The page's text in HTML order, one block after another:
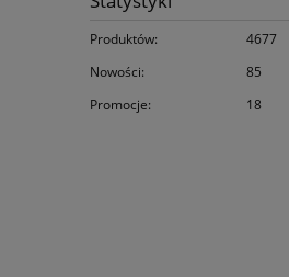
Produktów:
4677
Nowości:
85
Promocje:
18